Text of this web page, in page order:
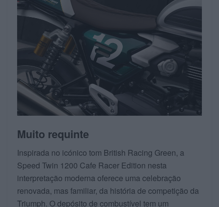
Muito requinte
Inspirada no icónico tom British Racing Green, a
Speed Twin 1200 Cafe Racer Edition nesta
interpretação moderna oferece uma celebração
renovada, mas familiar, da história de competição da
Triumph. O depósito de combustível tem um